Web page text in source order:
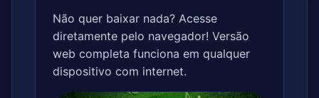
Não quer baixar nada? Acesse
diretamente pelo navegador! Versão
web completa funciona em qualquer
dispositivo com internet.